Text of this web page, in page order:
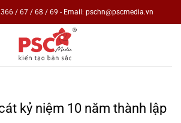
/ 67 / 68 / 69 - Email: pschn@pscmedia.vn
kỷ niệm 10 năm thành lập